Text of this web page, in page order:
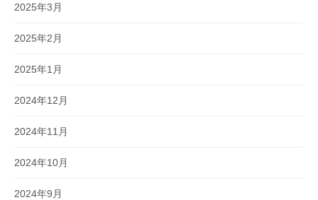
2025年3月
2025年2月
2025年1月
2024年12月
2024年11月
2024年10月
2024年9月